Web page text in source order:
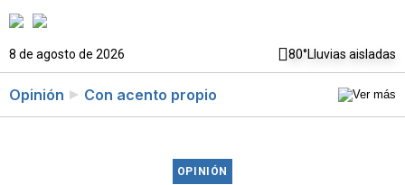
8 de agosto de 2026 80°Lluvias aisladas
Opinión Con acento propio
OPINIÓN